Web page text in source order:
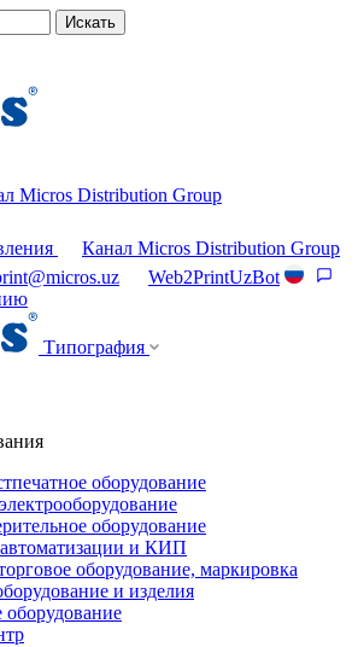
Искать
Micros Distribution Group
Канал Micros Distribution Group
Web2PrintUzBot
Типография
оборудование
оборудование
и КИП
оборудование, маркировка
и изделия
оборудование